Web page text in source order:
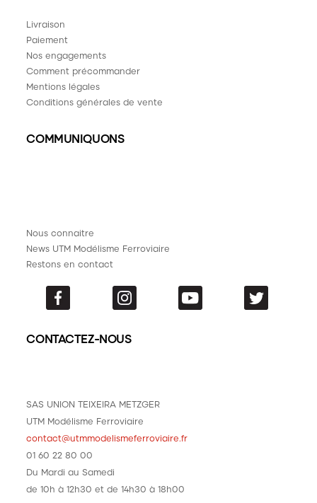
Livraison
Paiement
Nos engagements
Comment précommander
Mentions légales
Conditions générales de vente
COMMUNIQUONS
Nous connaitre
News UTM Modélisme Ferroviaire
Restons en contact
CONTACTEZ-NOUS
SAS UNION TEIXEIRA METZGER
UTM Modélisme Ferroviaire
contact@utmmodelismeferroviaire.fr
01 60 22 80 00
Du Mardi au Samedi
de 10h à 12h30 et de 14h30 à 18h00